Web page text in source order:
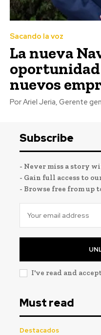
Sacando la voz
La nueva
nuevos
Por Ariel Jeria, Gerente
Subscribe
- Never miss a story
- Gain full access to
- Browse free from up
I've read and
Must read
Destacados